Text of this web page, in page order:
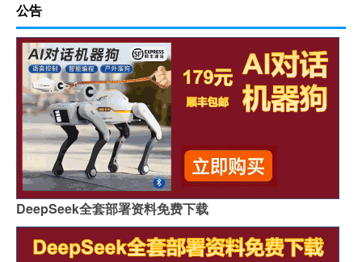
公告
DeepSeek全套部署资料免费下载